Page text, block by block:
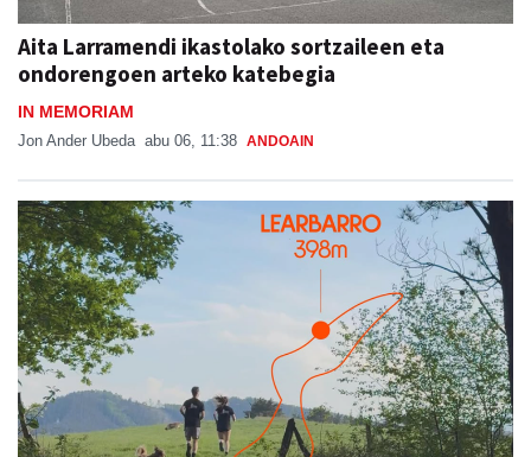
ondorengoen arteko katebegia
IN MEMORIAM
Jon Ander Ubeda ANDOAIN
Sorabilla Trail, aurtengo jaietako berrikuntza